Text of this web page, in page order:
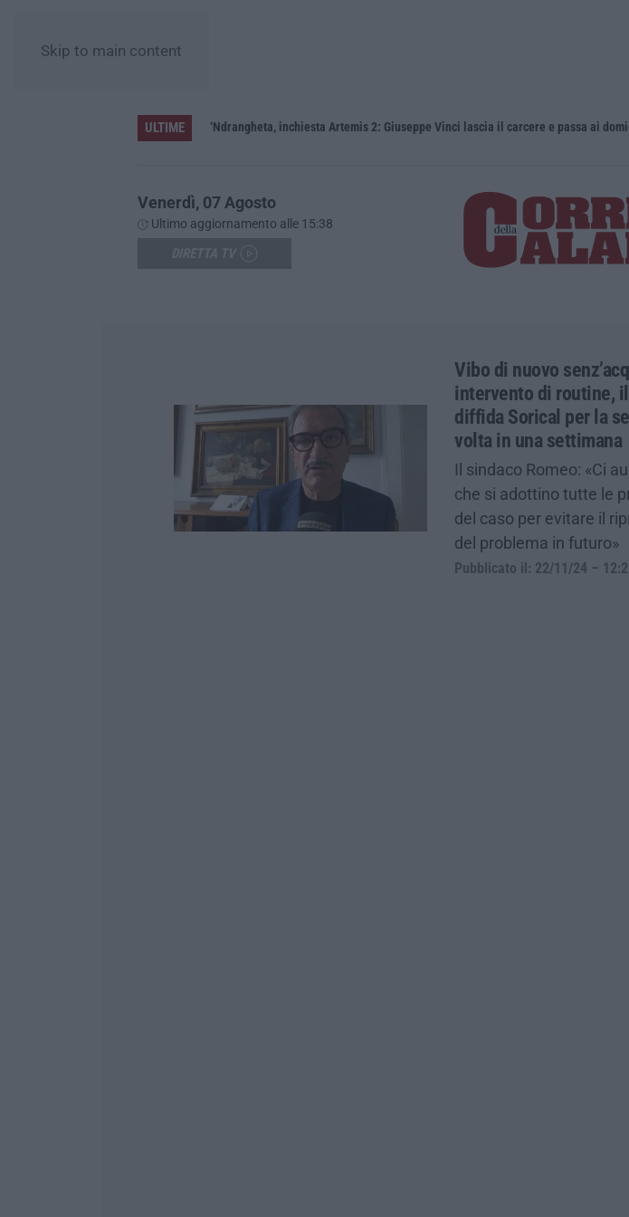
Skip to main content
ULTIME ‘Ndrangheta, inchiesta Artemis 2: Giuseppe Vinci lascia il carcere e passa ai
Venerdì, 07 Agosto
Ultimo aggiornamento alle 15:38
Vibo di nuovo
intervento di routine,
diffida Sorical per la
volta in una settimana
Il sindaco Romeo: «Ci
che si adottino tutte le
del caso per evitare il
del problema in futuro»
Pubblicato il: 22/11/24 –